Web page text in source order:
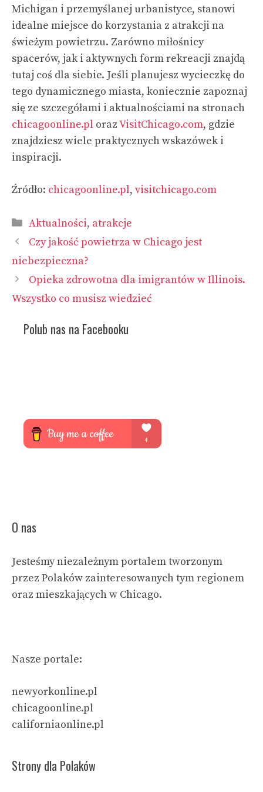
Michigan i przemyślanej urbanistyce, stanowi
idealne miejsce do korzystania z atrakcji na
świeżym powietrzu. Zarówno miłośnicy
spacerów, jak i aktywnych form rekreacji znajdą
tutaj coś dla siebie. Jeśli planujesz wycieczkę do
tego dynamicznego miasta, koniecznie zapoznaj
się ze szczegółami i aktualnościami na stronach
chicagoonline.pl orazVisitChicago.com, gdzie
znajdziesz wiele praktycznych wskazówek i
inspiracji.
Źródło: chicagoonline.pl, visitchicago.com
Kategorie
Aktualności, atrakcje
Czy jakość powietrza w Chicago jest
niebezpieczna?
Opieka zdrowotna dla imigrantów w Illinois.
Wszystko co musisz wiedzieć
Polub nas na Facebooku
O nas
Jesteśmy niezależnym portalem tworzonym
przez Polaków zainteresowanych tym regionem
oraz mieszkających w Chicago.
Nasze portale:
newyorkonline.pl
chicagoonline.pl
californiaonline.pl
Strony dla Polaków